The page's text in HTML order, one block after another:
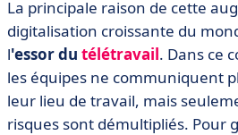
La principale raison de cette
digitalisation croissante du
l'essor du télétravail. Dans ce
les équipes ne communiquent
leur lieu de travail, mais
risques sont démultipliés. Pour